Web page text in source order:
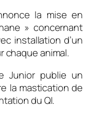
la mise en
» concernant
installation d’un
chaque animal.
Junior publie un
la mastication de
du QI.